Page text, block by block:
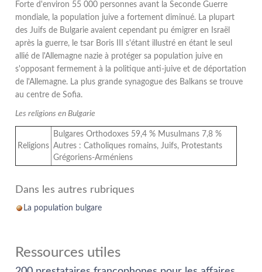
Forte d'environ 55 000 personnes avant la Seconde Guerre
mondiale, la population juive a fortement diminué. La plupart
des Juifs de Bulgarie avaient cependant pu émigrer en Israël
après la guerre, le tsar Boris III s'étant illustré en étant le seul
allié de l'Allemagne nazie à protéger sa population juive en
s'opposant fermement à la politique anti-juive et de déportation
de l'Allemagne. La plus grande synagogue des Balkans se trouve
au centre de Sofia.
Les religions en Bulgarie
Religions
Bulgares Orthodoxes 59,4 % Musulmans 7,8 %
Autres : Catholiques romains, Juifs, Protestants
Grégoriens-Arméniens
Dans les autres rubriques
La population bulgare
Ressources utiles